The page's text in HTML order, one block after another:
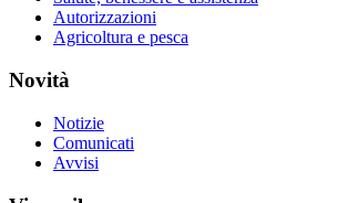
Autorizzazioni
Agricoltura e pesca
Novità
Notizie
Comunicati
Avvisi